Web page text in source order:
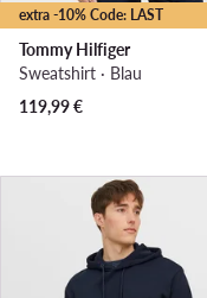
extra -10% Code: LAST
Tommy Hilfiger
Sweatshirt · Blau
119,99€